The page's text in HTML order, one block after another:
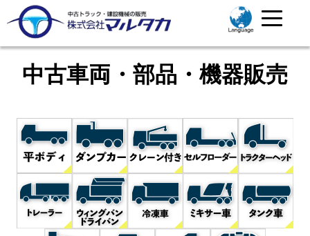
中古車両・部品・機器販売